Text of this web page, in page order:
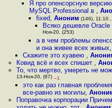
Я про опенсорсную
MySQL Professional в ,
fixed, Аноним (146), 11:10
Всяко дешевле
Ноя-20, (253)
а в чем проблемы
и она живее всех живых,
Скажите это хуавею ,
Ковид всё и всех спишет ,
То, что мертво, умереть не
13-Ноя-20, (87) –1
это как раз главная
все-равно из могилы,
Поправочка корпорации